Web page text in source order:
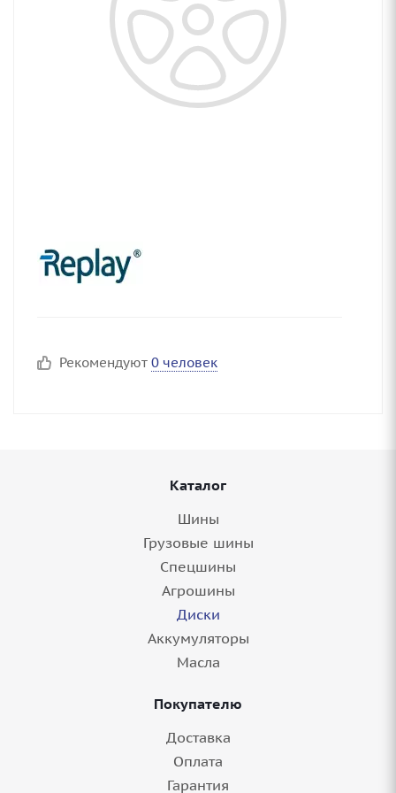
Рекомендуют 0 человек
Каталог
Шины
Грузовые шины
Спецшины
Агрошины
Диски
Аккумуляторы
Масла
Покупателю
Доставка
Оплата
Гарантия